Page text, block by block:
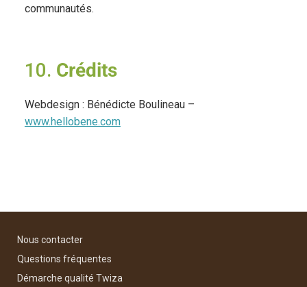
communautés.
10. Crédits
Webdesign : Bénédicte Boulineau –
www.hellobene.com
Nous contacter
Questions fréquentes
Démarche qualité Twiza